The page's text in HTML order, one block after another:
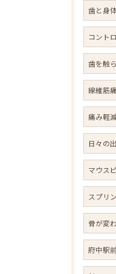
歯と身
コント
歯を触
線維筋
痛み軽減
日々の
マウス
スプリ
骨が変
府中駅前